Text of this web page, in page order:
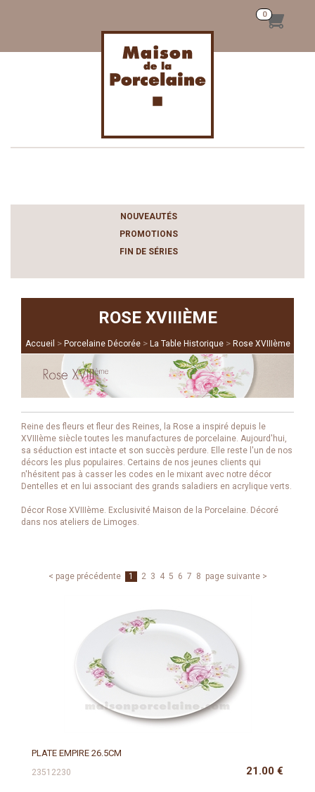
NOUVEAUTÉS
PROMOTIONS
FIN DE SÉRIES
ROSE XVIIIÈME
Accueil > Porcelaine Décorée > La Table Historique > Rose XVIIIème
Reine des fleurs et fleur des Reines, la Rose a inspiré depuis le
XVIIIème siècle toutes les manufactures de porcelaine. Aujourd'hui,
sa séduction est intacte et son succès perdure. Elle reste l'un de nos
décors les plus populaires. Certains de nos jeunes clients qui
n'hésitent pas à casser les codes en le mixant avec notre décor
Dentelles et en lui associant des grands saladiers en acrylique verts.
Décor Rose XVIIIème. Exclusivité Maison de la Porcelaine. Décoré
dans nos ateliers de Limoges.
< page précédente 1 2 3 4 5 6 7 8 page suivante >
PLATE EMPIRE 26.5CM
23512230 21.00 €